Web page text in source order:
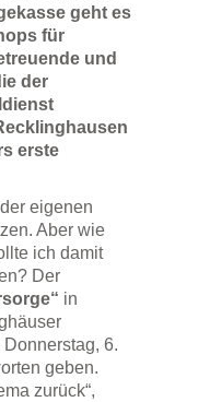
geht es
für
und
der
erste
eigenen
Aber wie
ich damit
Der
in
6.
geben.
zurück“,